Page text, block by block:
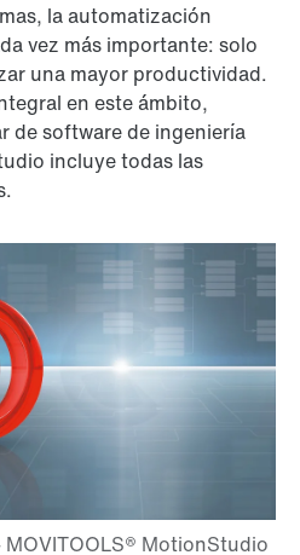
la automatización
vez más importante: solo
una mayor productividad.
en este ámbito,
de software de ingeniería
incluye todas las